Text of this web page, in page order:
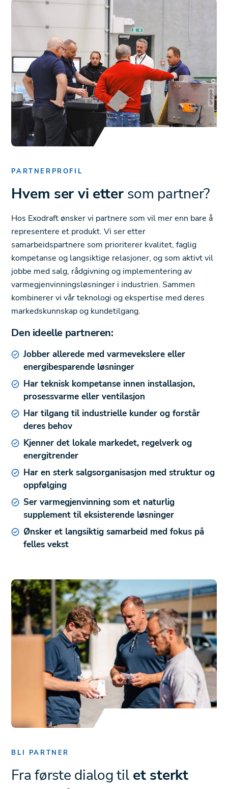
PARTNERPROFIL
Hvem ser vi etter som partner?
Hos Exodraft ønsker vi partnere som vil mer enn bare å
representere et produkt. Vi ser etter
samarbeidspartnere som prioriterer kvalitet, faglig
kompetanse og langsiktige relasjoner, og som aktivt vil
jobbe med salg, rådgivning og implementering av
varmegjenvinningsløsninger i industrien. Sammen
kombinerer vi vår teknologi og ekspertise med deres
markedskunnskap og kundetilgang.
Den ideelle partneren:
Jobber allerede med varmevekslere eller
energibesparende løsninger
Har teknisk kompetanse innen installasjon,
prosessvarme eller ventilasjon
Har tilgang til industrielle kunder og forstår
deres behov
Kjenner det lokale markedet, regelverk og
energitrender
Har en sterk salgsorganisasjon med struktur og
oppfølging
Ser varmegjenvinning som et naturlig
supplement til eksisterende løsninger
Ønsker et langsiktig samarbeid med fokus på
felles vekst
BLI PARTNER
Fra første dialog tilet sterkt